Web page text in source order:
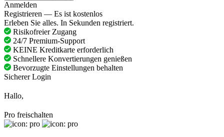
Anmelden
Registrieren — Es ist kostenlos
Erleben Sie alles. In Sekunden registriert.
Risikofreier Zugang
24/7 Premium-Support
KEINE Kreditkarte erforderlich
Schnellere Konvertierungen genießen
Bevorzugte Einstellungen behalten
Sicherer Login
Hallo,
Pro freischalten